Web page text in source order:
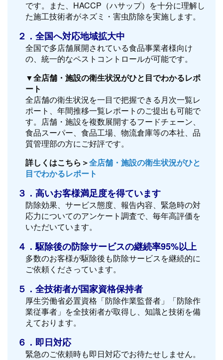
です。また、HACCP（ハサップ）を十分に理解し
た施工技術者がネズミ・害虫防除を実施します。
２．全国へ対応地域拡大中
全国で多店舗展開されている食品事業者様向け
の、統一的なペストコントロールが可能です。
▼全店舗・施設の衛生状況がひと目でわかるレポ
ート
全店舗の衛生状況を一目で把握できる月次一覧レ
ポート、年間推移一覧レポートのご提出も可能で
す。店舗・施設を複数展開するフードチェーン、
食品スーパー、食品工場、物流倉庫等の本社、品
質管理部の方にご好評です。
詳しくはこちら＞全店舗・施設の衛生状況がひと
目でわかるレポート
３．高いお客様満足度を得ています
防除効果、サービス態度、報告内容、緊急時の対
応力についてのアンケート調査で、毎年高評価を
いただいています。
４．駆除後の防除サービスの継続率95%以上
多数のお客様が駆除後も防除サービスを継続的に
ご依頼くださっています。
５．全技術者が国家資格保持者
厚生労働省必置資格「防除作業監督者」「防除作
業従事者」を全技術者が取得し、知識と技術を備
えております。
６．即日対応
緊急のご依頼時も即日対応でお待たせしません。